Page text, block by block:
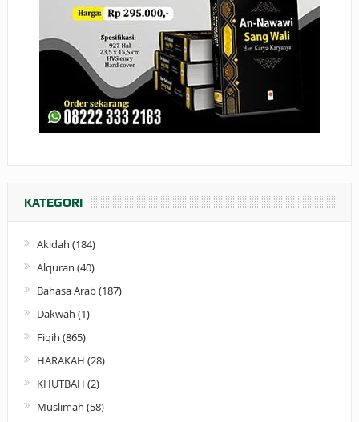
KATEGORI
Akidah (184)
Alquran (40)
Bahasa Arab(187)
Dakwah (1)
Fiqih (865)
HARAKAH (28)
KHUTBAH (2)
Muslimah (58)